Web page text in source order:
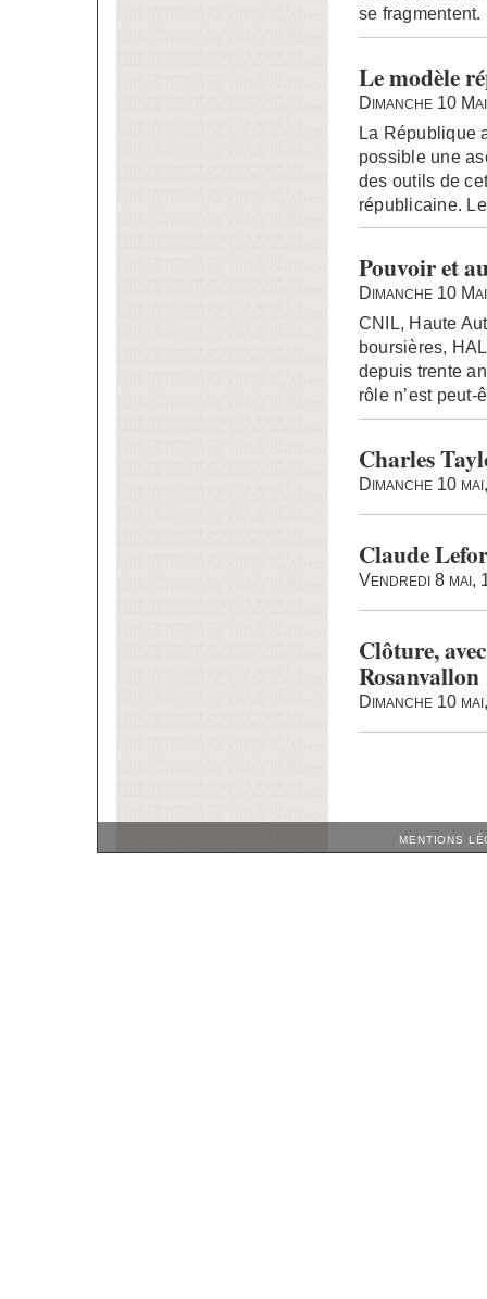
se
Le modèle
Dimanche 10
La République
possible une
des outils de
républicaine.
Pouvoir et
Dimanche 10
CNIL, Haute
boursières,
depuis trente
rôle n’est
Charles
Dimanche 10
Claude
Vendredi 8 mai,
Clôture,
Rosanvallon
Dimanche 10
MENTIONS